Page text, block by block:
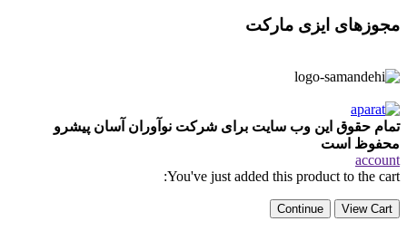
مجوزهای ایزی مارکت
تمام حقوق این وب سایت برای شرکت نوآوران آسان پیشرو
محفوظ است
account
You've just added this product to the cart:
View Cart
Continue